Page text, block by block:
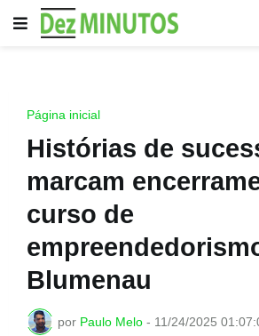
Página inicial
Histórias de
marcam
curso de
Blumenau
por Paulo Melo - 11/24/2025